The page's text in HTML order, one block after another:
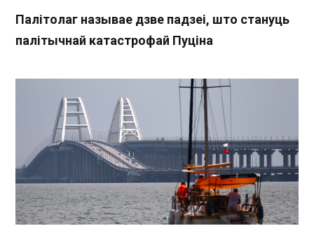
Палітолаг называе дзве падзеі, што стануць
палітычнай катастрофай Пуціна